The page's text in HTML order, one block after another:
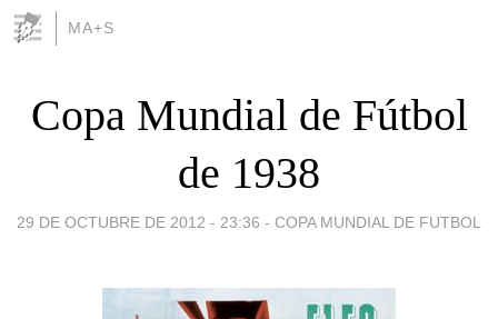
MA+S
Copa Mundial de Fútbol
de 1938
29 DE OCTUBRE DE 2012 - 23:36 - COPA MUNDIAL DE FUTBOL